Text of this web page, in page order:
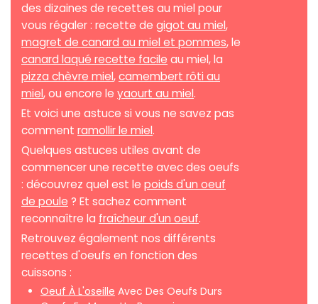
des dizaines de recettes au miel pour
vous régaler : recette de gigot au miel,
magret de canard au miel et pommes, le
canard laqué recette facile au miel, la
pizza chèvre miel,camembert rôti au
miel, ou encore le yaourt au miel.
Et voici une astuce si vous ne savez pas
comment ramollir le miel.
Quelques astuces utiles avant de
commencer une recette avec des oeufs
: découvrez quel est le poids d'un oeuf
de poule ? Et sachez comment
reconnaître la fraîcheur d'un oeuf.
Retrouvez également nos différents
recettes d'oeufs en fonction des
cuissons :
Oeuf À L'oseille Avec Des Oeufs Durs